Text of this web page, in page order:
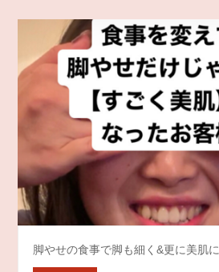
脚やせの食事で脚も細く&更に美肌に